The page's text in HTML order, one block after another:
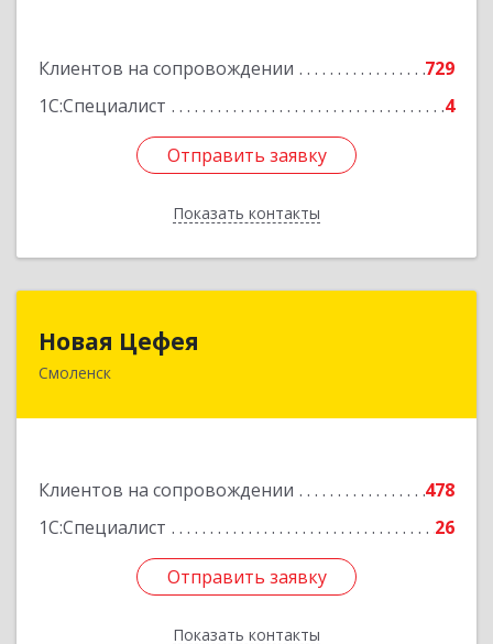
Клиентов на сопровождении
729
1С:Специалист
4
Отправить заявку
Показать контакты
Отправить заявку
Назад
Новая Цефея
Смоленск
Клиентов на сопровождении
478
1С:Специалист
26
Отправить заявку
Показать контакты
214018, Смоленская обл, Смоленск г, Раевского
Отправить заявку
Назад